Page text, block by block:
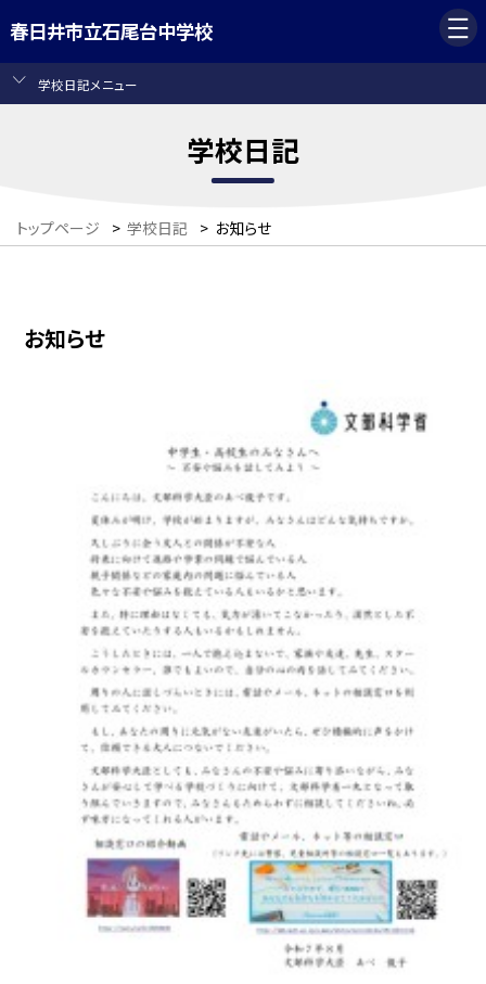
春日井市立石尾台中学校
学校日記メニュー
学校日記
トップページ > 学校日記 > お知らせ
お知らせ